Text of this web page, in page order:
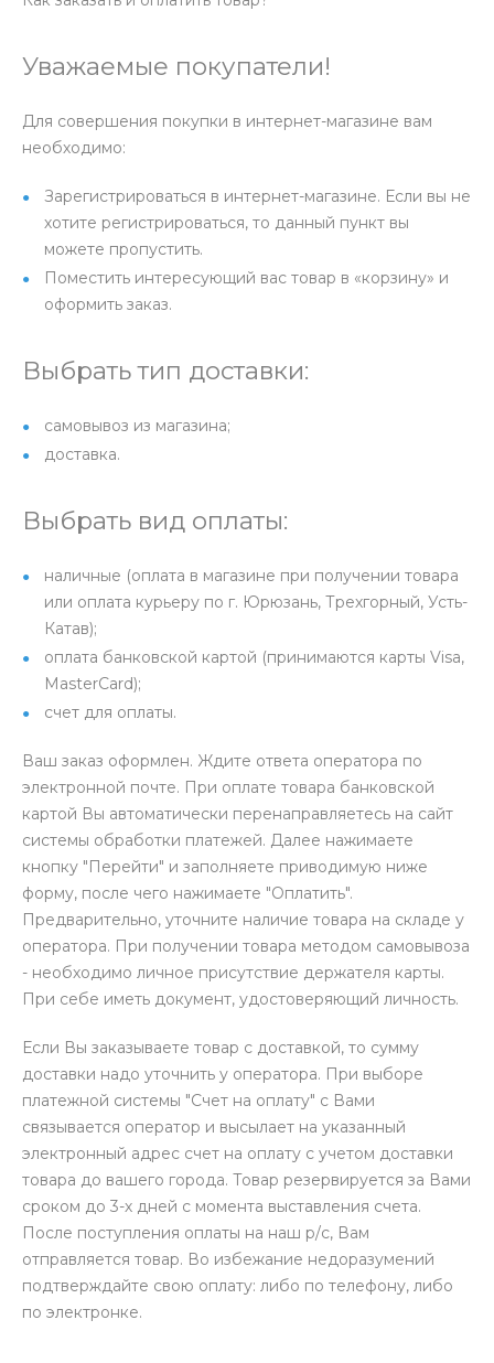
Уважаемые покупатели!
Для совершения покупки в интернет-магазине вам
необходимо:
Зарегистрироваться в интернет-магазине. Если вы не
хотите регистрироваться, то данный пункт вы
можете пропустить.
Поместить интересующий вас товар в «корзину» и
оформить заказ.
Выбрать тип доставки:
самовывоз из магазина;
доставка.
Выбрать вид оплаты:
наличные (оплата в магазине при получении товара
или оплата курьеру по г. Юрюзань, Трехгорный, Усть-
Катав);
оплата банковской картой (принимаются карты Visa,
MasterCard);
счет для оплаты.
Ваш заказ оформлен. Ждите ответа оператора по
электронной почте. При оплате товара банковской
картой Вы автоматически перенаправляетесь на сайт
системы обработки платежей. Далее нажимаете
кнопку "Перейти" и заполняете приводимую ниже
форму, после чего нажимаете "Оплатить".
Предварительно, уточните наличие товара на складе у
оператора. При получении товара методом самовывоза
- необходимо личное присутствие держателя карты.
При себе иметь документ, удостоверяющий личность.
Если Вы заказываете товар с доставкой, то сумму
доставки надо уточнить у оператора. При выборе
платежной системы "Счет на оплату" с Вами
связывается оператор и высылает на указанный
электронный адрес счет на оплату с учетом доставки
товара до вашего города. Товар резервируется за Вами
сроком до 3-х дней с момента выставления счета.
После поступления оплаты на наш р/с, Вам
отправляется товар. Во избежание недоразумений
подтверждайте свою оплату: либо по телефону, либо
по электронке.